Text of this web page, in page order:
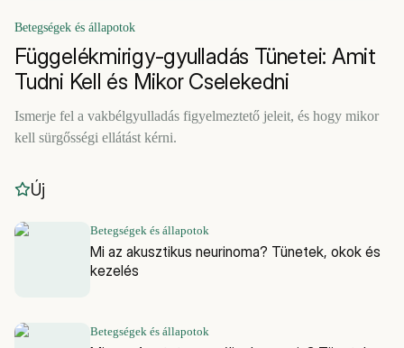
Betegségek és állapotok
Függelékmirigy-gyulladás Tünetei: Amit
Tudni Kell és Mikor Cselekedni
Ismerje fel a vakbélgyulladás figyelmeztető jeleit, és hogy mikor
kell sürgősségi ellátást kérni.
Új
Betegségek és állapotok
Mi az akusztikus neurinoma? Tünetek, okok és
kezelés
Betegségek és állapotok